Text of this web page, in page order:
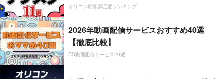
オリコン顧客満足度ランキング
2026年動画配信サービスおすすめ40選
【徹底比較】
CS動画配信サービス20選